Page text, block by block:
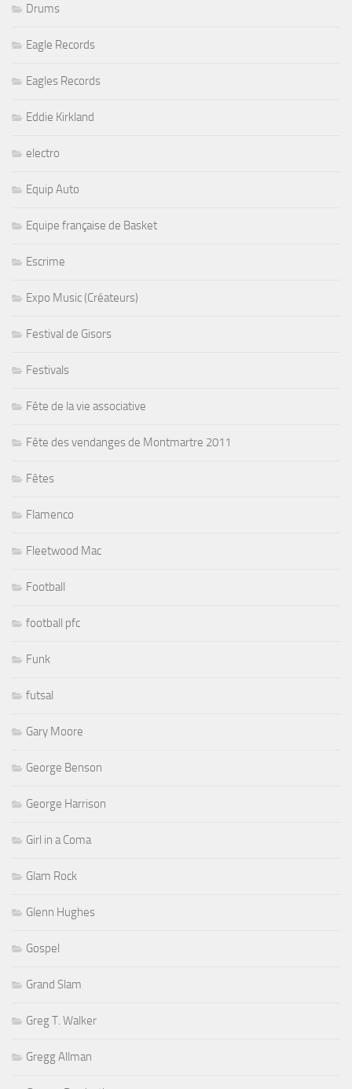
Drums
Eagle Records
Eagles Records
Eddie Kirkland
electro
Equip Auto
Equipe française de Basket
Escrime
Expo Music (Créateurs)
Festival de Gisors
Festivals
Fête de la vie associative
Fête des vendanges de Montmartre 2011
Fêtes
Flamenco
Fleetwood Mac
Football
football pfc
Funk
futsal
Gary Moore
George Benson
George Harrison
Girl in a Coma
Glam Rock
Glenn Hughes
Gospel
Grand Slam
Greg T. Walker
Gregg Allman